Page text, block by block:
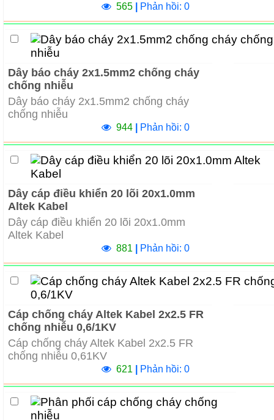
565 Phản hồi: 0
Dây báo cháy 2x1.5mm2 chống cháy
chống nhiễu
Dây báo cháy 2x1.5mm2 chống cháy
chống nhiễu
944 Phản hồi: 0
Dây cáp điều khiển 20 lõi 20x1.0mm
Altek Kabel
Dây cáp điều khiển 20 lõi 20x1.0mm
Altek Kabel
881 Phản hồi: 0
Cáp chống cháy Altek Kabel 2x2.5 FR
chống nhiễu 0,6/1KV
Cáp chống cháy Altek Kabel 2x2.5 FR
chống nhiễu 0,61KV
621 Phản hồi: 0